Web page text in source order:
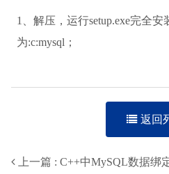
1、解压，运行setup.exe完全
为:c:mysql；
返回
上一篇 : C++中MySQL数据绑定如何实现